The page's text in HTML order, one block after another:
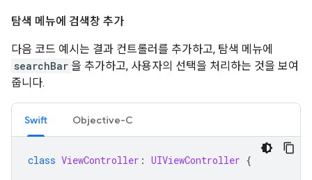
탐색 메뉴에 검색창 추가
다음 코드 예시는 결과 컨트롤러를 추가하고, 탐색 메뉴에
searchBar 을 추가하고, 사용자의 선택을 처리하는 것을 보여
줍니다.
Swift Objective-C
class ViewController : UIViewController {